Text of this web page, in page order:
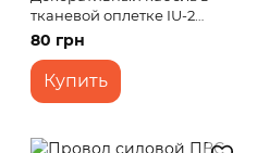
тканевой оплетке IU-2
2x0,75 WH/BK (1м)
80 грн
Купить